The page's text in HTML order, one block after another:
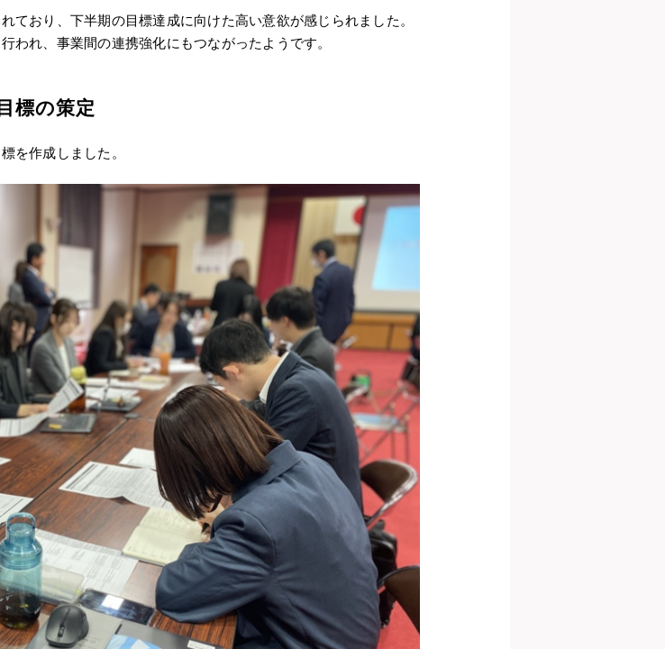
ており、下半期の目標達成に向けた高い意欲が感じられました。
われ、事業間の連携強化にもつながったようです。
標の策定
を作成しました。